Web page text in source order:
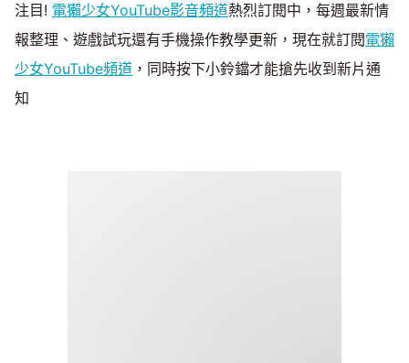
注目! 電獺少女YouTube影音頻道熱烈訂閱中，每週最新情
報整理、遊戲試玩還有手機操作教學更新，現在就訂閱電獺
少女YouTube頻道 ，同時按下小鈴鐺才能搶先收到新片通
知